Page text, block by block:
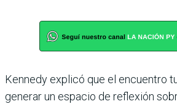
Kennedy explicó que el encuentro
generar un espacio de reflexión